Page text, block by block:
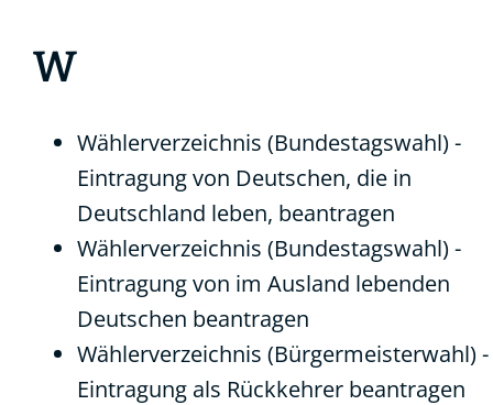
W
Wählerverzeichnis (Bundestagswahl) -
Eintragung von Deutschen, die in
Deutschland leben, beantragen
Wählerverzeichnis (Bundestagswahl) -
Eintragung von im Ausland lebenden
Deutschen beantragen
Wählerverzeichnis (Bürgermeisterwahl) -
Eintragung als Rückkehrer beantragen